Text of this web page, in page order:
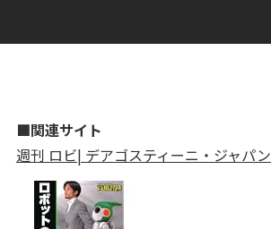
■関連サイト
週刊 ロビ| デアゴスティーニ・ジャパン